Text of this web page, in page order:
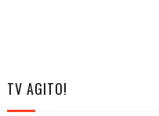
TV AGITO!